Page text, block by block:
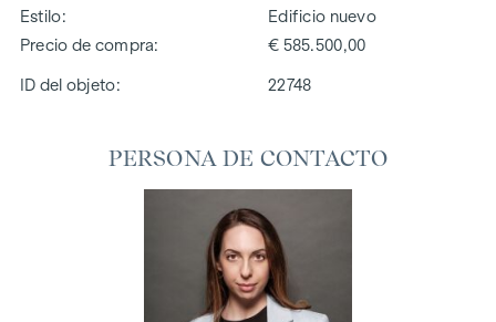
Estilo
Edificio nuevo
Precio de compra
€ 585.500,00
ID del objeto: 22748
PERSONA DE CONTACTO